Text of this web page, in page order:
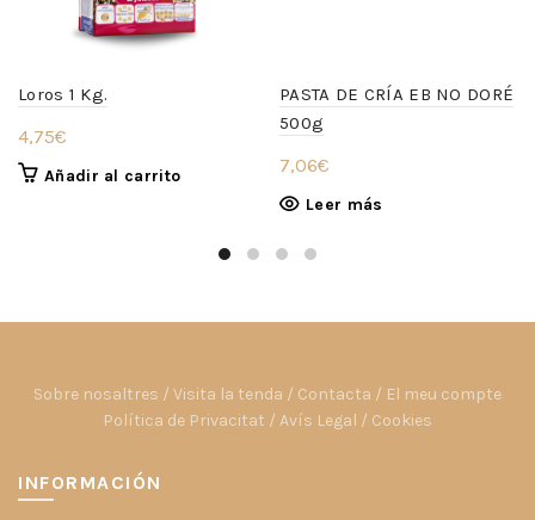
Loros 1 Kg.
4,75€
Añadir al carrito
PASTA DE CRÍA EB NO DORÉ
500g
7,06€
Leer más
Sobre nosaltres / Visita la tenda / Contacta / El meu compte
Política de Privacitat / Avís Legal / Cookies
INFORMACIÓN